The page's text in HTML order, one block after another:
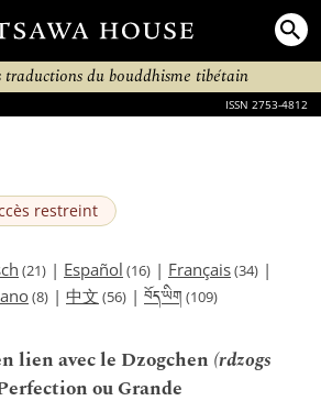
traductions du bouddhisme tibétain
ISSN 2753-4812
restreint
(21) | Español (16) | Français(34) |
(8) | 中文 (56) | བོད་ཡིག (109)
lien avec le Dzogchen (rdzogs
ou Grande